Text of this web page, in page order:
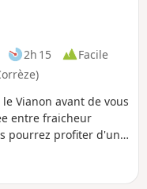
2h 15
Facile
Vianon avant de vous
entre fraicheur
pourrez profiter d'une